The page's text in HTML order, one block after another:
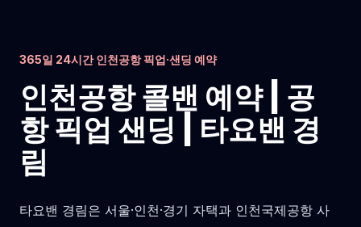
365일 24시간 인천공항 픽업·샌딩 예약
인천공항 콜밴 예약 | 공
항 픽업 샌딩 | 타요밴 경
림
타요밴 경림은 서울·인천·경기 자택과 인천국제공항 사